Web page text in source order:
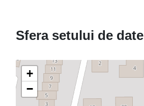
Sfera setului de date
+
−